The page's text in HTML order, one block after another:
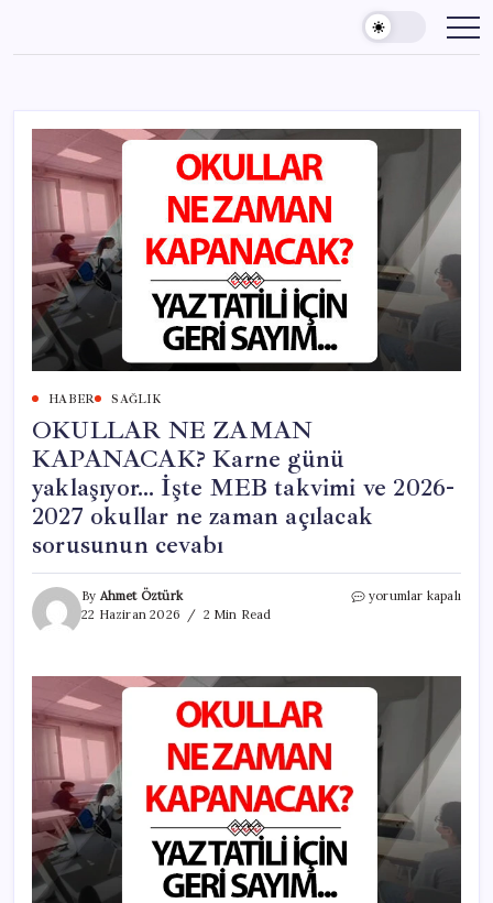
content
HABER SAĞLIK
OKULLAR NE ZAMAN
KAPANACAK? Karne günü
yaklaşıyor… İşte MEB takvimi ve 2026-
2027 okullar ne zaman açılacak
sorusunun cevabı
By Ahmet Öztürk
22 Haziran 2026
2 Min Read
OKULLAR
günü
İşte
MEB
takvimi
2026-
2027
okullar
ne
yorumlar kapalı